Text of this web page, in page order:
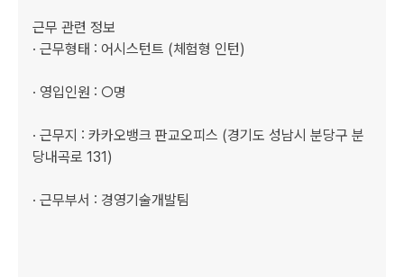
근무 관련 정보
· 근무형태 : 어시스턴트 (체험형 인턴)
· 영입인원 : ○명
· 근무지 : 카카오뱅크 판교오피스 (경기도 성남시 분당구 분
당내곡로 131)
· 근무부서 : 경영기술개발팀